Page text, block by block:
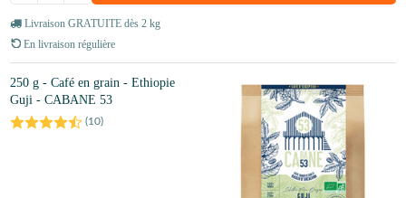
Livraison GRATUITE dès 2 kg
En livraison régulière
250 g - Café en grain - Ethiopie
Guji - CABANE 53
(10)